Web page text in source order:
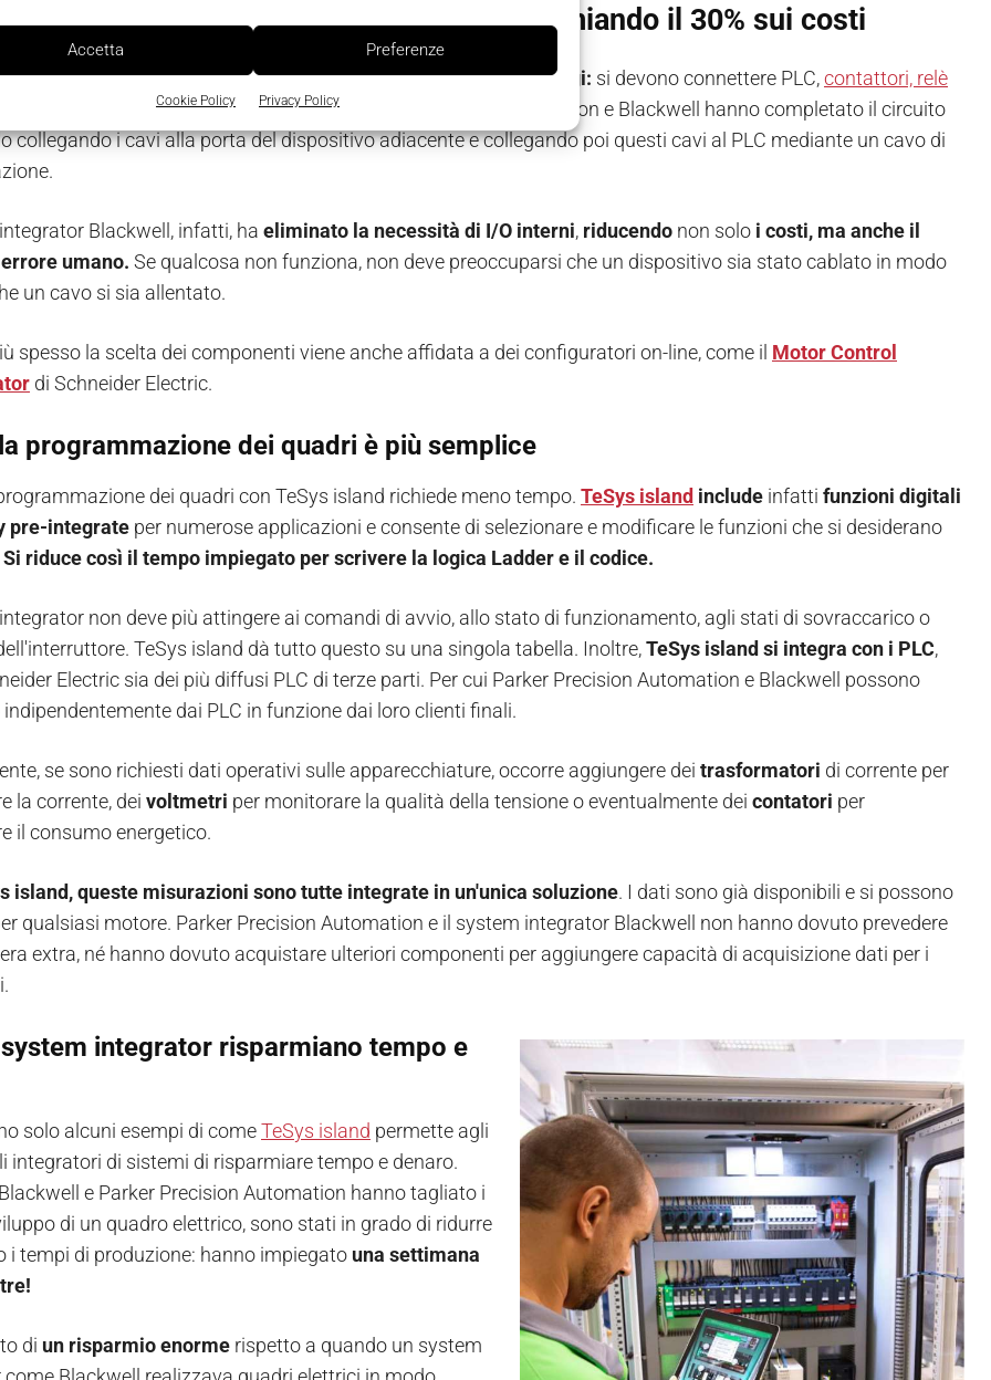
Accetta Preferenze
Cookie Policy Privacy Policy
quadri elettrici più rapidamente, risparmiando il 30% sui costi
dei quadri elettrici in modo tradizionale richiedemolti cablaggi: si devono connettere PLC,contattori, relè
e contatti ausiliari.Con TeSys island, Parker Precision Automation e Blackwell hanno completato il circuito
collegando i cavi alla porta del dispositivo adiacente e collegando poi questi cavi al PLC mediante un cavo di
Blackwell, infatti, ha eliminato la necessità di I/O interni, riducendo non solo i costi, ma anche il
umano. Se qualcosa non funziona, non deve preoccuparsi che un dispositivo sia stato cablato in modo
un cavo si sia allentato.
spesso la scelta dei componenti viene anche affidata a dei configuratori on-line, come il Motor Control
di Schneider Electric.
programmazione dei quadri è più semplice
dei quadri con TeSys island richiede meno tempo. TeSys island include infatti funzioni digitali
pre-integrate per numerose applicazioni e consente di selezionare e modificare le funzioni che si desiderano
Si riduce così il tempo impiegato per scrivere la logica Ladder e il codice.
non deve più attingere ai comandi di avvio, allo stato di funzionamento, agli stati di sovraccarico o
TeSys island dà tutto questo su una singola tabella. Inoltre,TeSys island si integra con i PLC,
Electric sia dei più diffusi PLC di terze parti. Per cui Parker Precision Automation e Blackwell possono
dai PLC in funzione dai loro clienti finali.
se sono richiesti dati operativi sulle apparecchiature, occorre aggiungere dei trasformatori di corrente per
la corrente, dei voltmetri per monitorare la qualità della tensione o eventualmente dei contatori per
il consumo energetico.
island, queste misurazioni sono tutte integrate in un'unica soluzione. I dati sono già disponibili e si possono
qualsiasi motore. Parker Precision Automation e il system integrator Blackwell non hanno dovuto prevedere
extra, né hanno dovuto acquistare ulteriori componenti per aggiungere capacità di acquisizione dati per i
system integrator risparmiano tempo e
solo alcuni esempi di comeTeSys island permette agli
integratori di sistemi di risparmiare tempo e denaro.
e Parker Precision Automation hanno tagliato i
di un quadro elettrico, sono stati in grado di ridurre
i tempi di produzione: hanno impiegato una settimana
di un risparmio enorme rispetto a quando un system